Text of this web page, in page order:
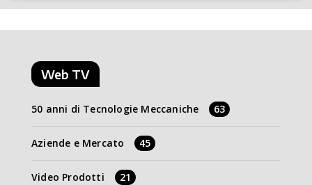
Web TV
50 anni di Tecnologie Meccaniche 63
Aziende e Mercato 45
Video Prodotti 21